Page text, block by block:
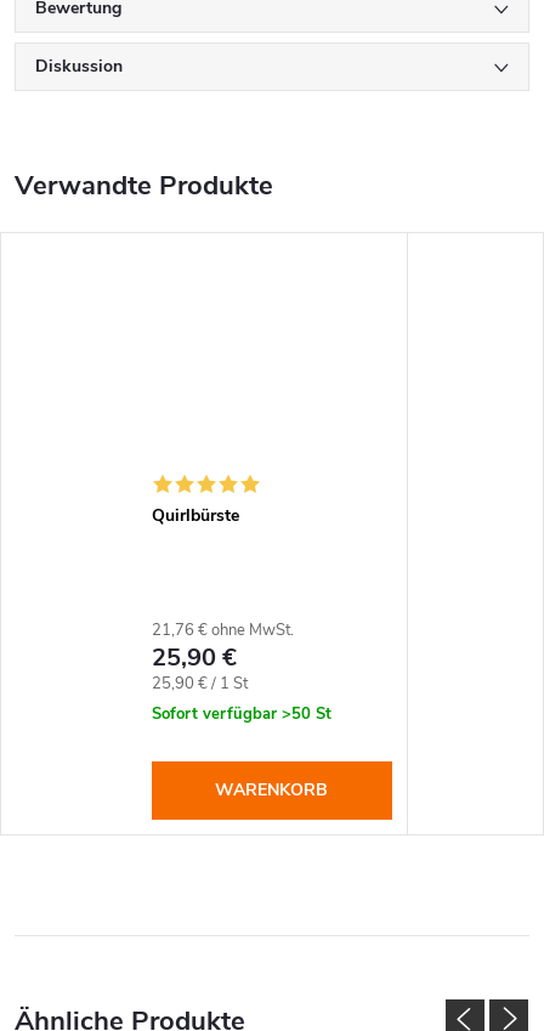
Bewertung
Diskussion
Verwandte Produkte
Quirlbürste
21,76 € ohne MwSt.
25,90 €
Verkaufspreis:
25,90 € / 1 St
Sofort verfügbar >50 St
WARENKORB